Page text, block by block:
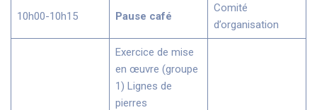
10h00-10h15 Pause café
Comité
d’organisation
Exercice de mise
en œuvre (groupe
1) Lignes de
pierres